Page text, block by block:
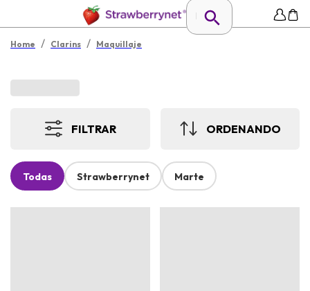
Home / Clarins / Maquillaje
FILTRAR ORDENANDO
Todas Strawberrynet Marte